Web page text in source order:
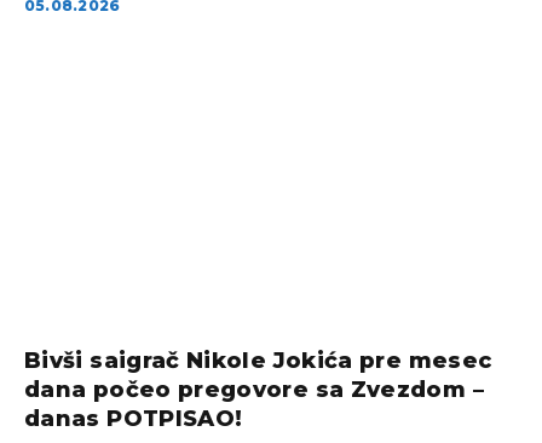
05.08.2026
Bivši saigrač Nikole Jokića pre mesec
dana počeo pregovore sa Zvezdom –
danas POTPISAO!